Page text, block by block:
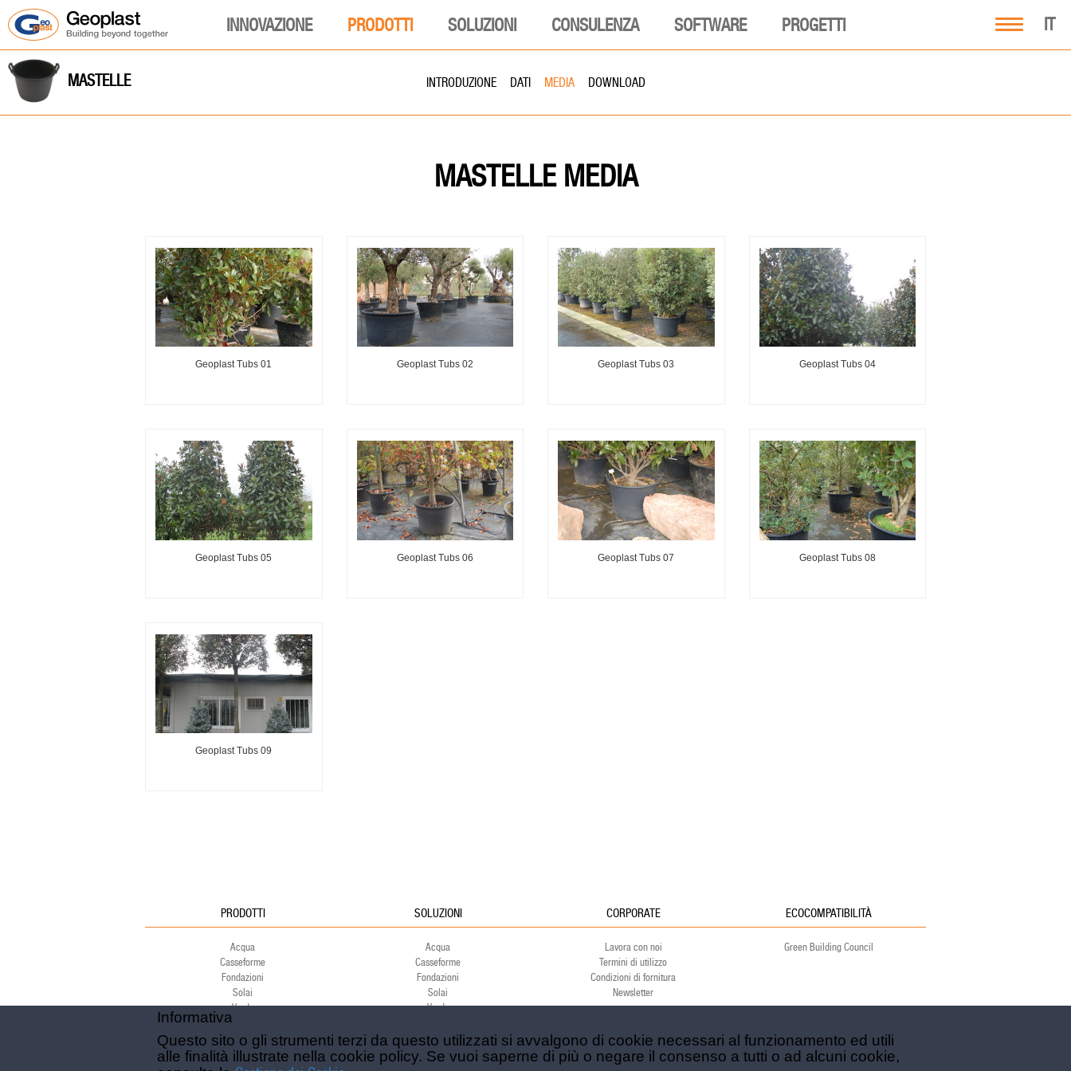
IT
INNOVAZIONE PRODOTTI SOLUZIONI CONSULENZA SOFTWARE PROGETTI
MASTELLE INTRODUZIONE DATI MEDIA DOWNLOAD
MASTELLE MEDIA
Geoplast Tubs 01 Geoplast Tubs 02 Geoplast Tubs 03 Geoplast Tubs 04
Geoplast Tubs 05 Geoplast Tubs 06 Geoplast Tubs 07 Geoplast Tubs 08
Geoplast Tubs 09
PRODOTTI
Acqua
Casseforme
Fondazioni
Solai
Verde
Ambiente
Sport
SOLUZIONI
Acqua
Casseforme
Fondazioni
Solai
Verde
Sport
CORPORATE
Lavora con noi
Termini di utilizzo
Condizioni di fornitura
Newsletter
ECOCOMPATIBILITÀ
Green Building Council
Informativa
Questo sito o gli strumenti terzi da questo utilizzati si avvalgono di cookie necessari al funzionamento ed utili
alle finalità illustrate nella cookie policy. Se vuoi saperne di più o negare il consenso a tutti o ad alcuni cookie,